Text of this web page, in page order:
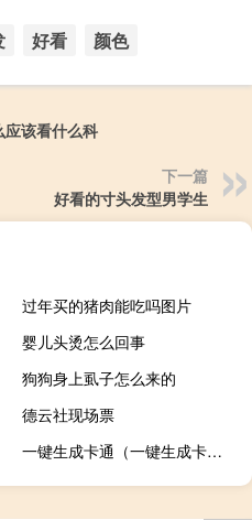
好看 颜色
该看什么科
下一篇
好看的寸头发型男学生
过年买的猪肉能吃吗图片
婴儿头烫怎么回事
狗狗身上虱子怎么来的
德云社现场票
一键生成卡通（一键生成卡通人物）